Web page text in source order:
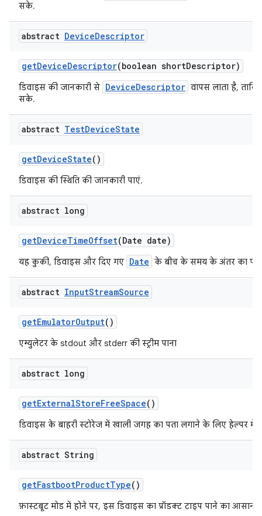
सके.
abstract DeviceDescriptor
getDeviceDescriptor(boolean shortDescriptor)
डिवाइस की जानकारी से DeviceDescriptor वापस लाता है,
सके.
abstract TestDeviceState
getDeviceState()
डिवाइस की स्थिति की जानकारी पाएं.
abstract long
getDeviceTimeOffset(Date date)
यह कुकी, डिवाइस और दिए गए Date के बीच के समय के अंतर का
abstract InputStreamSource
getEmulatorOutput()
एम्युलेटर के stdout और stderr की स्ट्रीम पाना
abstract long
getExternalStoreFreeSpace()
डिवाइस के बाहरी स्टोरेज में खाली जगह का पता लगाने के लिए हेल्पर
abstract String
getFastbootProductType()
फ़ास्टबूट मोड में होने पर, इस डिवाइस का प्रॉडक्ट टाइप पाने का आसान